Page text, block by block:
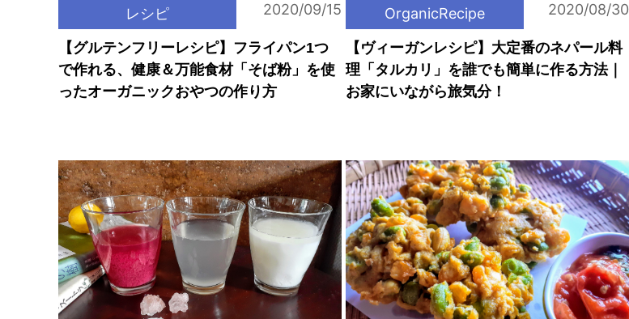
レシピ 2020/09/15
【グルテンフリーレシピ】フライパン1つ
で作れる、健康＆万能食材「そば粉」を使
ったオーガニックおやつの作り方
OrganicRecipe 2020/08/30
【ヴィーガンレシピ】大定番のネパール料
理「タルカリ」を誰でも簡単に作る方法｜
お家にいながら旅気分！